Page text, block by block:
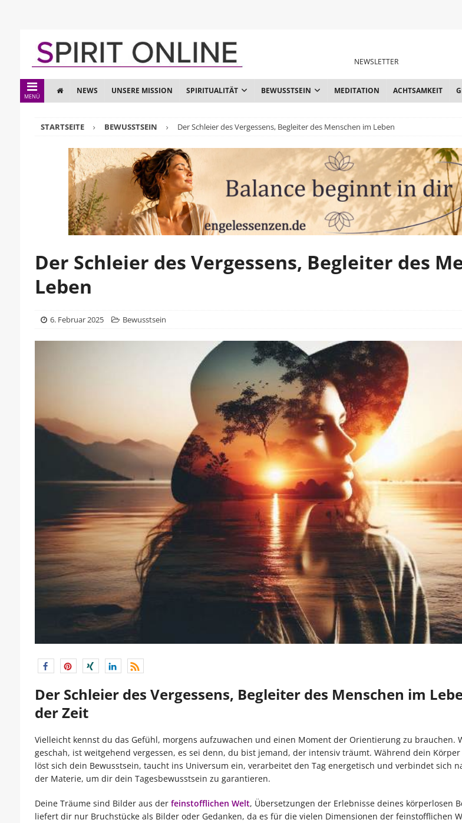
NEWSLETTER
MENÜ
NEWS UNSERE MISSION SPIRITUALITÄT BEWUSSTSEIN MEDITATION ACHTSAMKEIT
STARTSEITE BEWUSSTSEIN Der Schleier des Vergessens, Begleiter des Menschen im Leben
Der Schleier des Vergessens, Begleiter des
Leben
6. Februar 2025 Bewusstsein
Der Schleier des Vergessens, Begleiter des Menschen im
der Zeit
Vielleicht kennst du das Gefühl, morgens aufzuwachen und einen Moment der Orientierung zu brauchen.
geschah, ist weitgehend vergessen, es sei denn, du bist jemand, der intensiv träumt. Während dein
löst sich dein Bewusstsein, taucht ins Universum ein, verarbeitet den Tag energetisch und verbindet sich
der Materie, um dir dein Tagesbewusstsein zu garantieren.
Deine Träume sind Bilder aus der feinstofflichen Welt, Übersetzungen der Erlebnisse deines körperlosen
liefert dir nur Bruchstücke als Bilder oder Gedanken, da es für die vielen Dimensionen der feinstofflichen